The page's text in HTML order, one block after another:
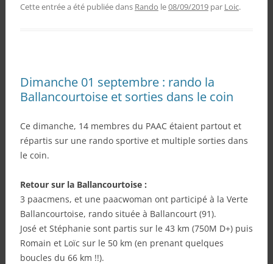
Cette entrée a été publiée dans Rando le08/09/2019 par Loic.
Dimanche 01 septembre : rando la
Ballancourtoise et sorties dans le coin
Ce dimanche, 14 membres du PAAC étaient partout et
répartis sur une rando sportive et multiple sorties dans
le coin.
Retour sur la Ballancourtoise :
3 paacmens, et une paacwoman ont participé à la Verte
Ballancourtoise, rando située à Ballancourt (91).
José et Stéphanie sont partis sur le 43 km (750M D+) puis
Romain et Loïc sur le 50 km (en prenant quelques
boucles du 66 km !!).